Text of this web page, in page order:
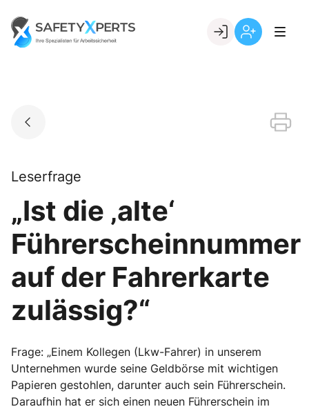
content
Go to landing page.
Leserfrage
„Ist die ‚alte‘
Führerscheinnummer
auf der Fahrerkarte
zulässig?“
Frage: „Einem Kollegen (Lkw-Fahrer) in unserem
Unternehmen wurde seine Geldbörse mit wichtigen
Papieren gestohlen, darunter auch sein Führerschein.
Daraufhin hat er sich einen neuen Führerschein im